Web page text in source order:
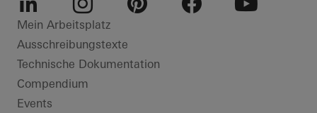
LinkedIn Instagram
Mein Arbeitsplatz
Ausschreibungstexte
Technische Dokumentation
Compendium
Events